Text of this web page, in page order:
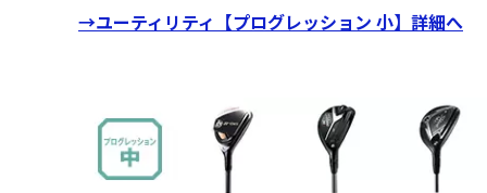
→ユーティリティ【プログレッション 小】詳細へ